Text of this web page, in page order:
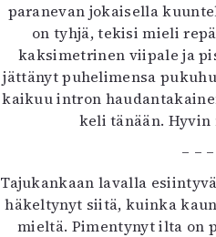
paranevan jokaisella
on tyhjä, tekisi mieli
kaksimetrinen viipale ja
jättänyt puhelimensa
kaikuu intron
keli tänään. Hyvin
– –
Tajukankaan lavalla esiintyvä
häkeltynyt siitä, kuinka
mieltä. Pimentynyt ilta on